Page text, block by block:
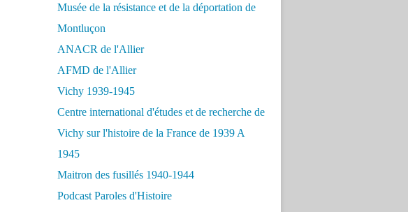
Musée de la résistance et de la déportation de
Montluçon
ANACR de l'Allier
AFMD de l'Allier
Vichy 1939-1945
Centre international d'études et de recherche de
Vichy sur l'histoire de la France de 1939 A
1945
Maitron des fusillés 1940-1944
Podcast Paroles d'Histoire